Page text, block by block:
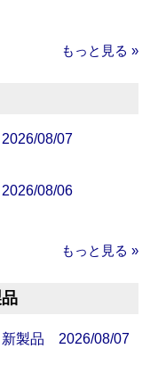
もっと見る »
08/07
08/06
もっと見る »
新製品 2026/08/07